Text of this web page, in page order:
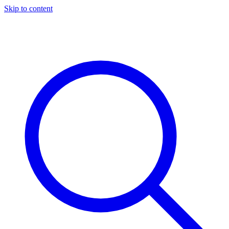
Skip to content